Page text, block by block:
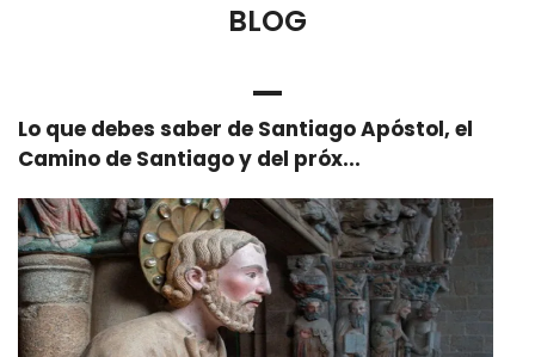
BLOG
Lo que debes saber de Santiago Apóstol, el
Camino de Santiago y del próx...